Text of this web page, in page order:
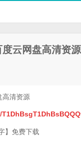
度云网盘高清资源
高清资源
】免费下载